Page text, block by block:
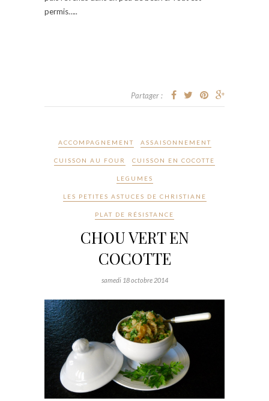
permis…..
Partager :
ACCOMPAGNEMENT ASSAISONNEMENT
CUISSON AU FOUR CUISSON EN COCOTTE
LEGUMES
LES PETITES ASTUCES DE CHRISTIANE
PLAT DE RÉSISTANCE
CHOU VERT EN
COCOTTE
samedi 18 octobre 2014